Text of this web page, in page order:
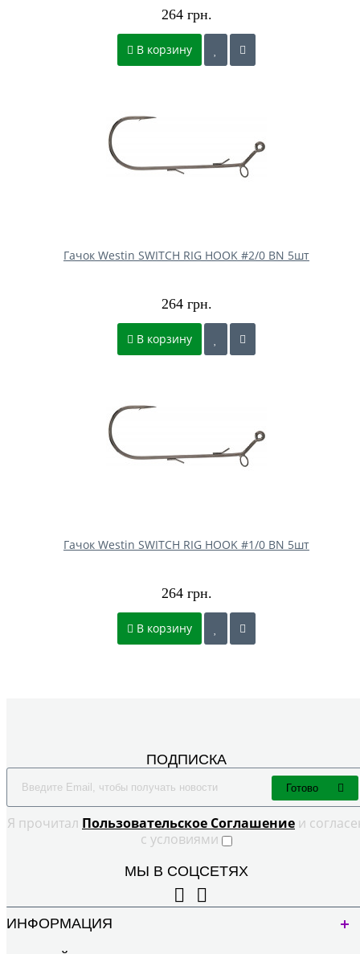
264 грн.
В корзину
Гачок Westin SWITCH RIG HOOK #2/0 BN 5шт
264 грн.
В корзину
Гачок Westin SWITCH RIG HOOK #1/0 BN 5шт
264 грн.
В корзину
ПОДПИСКА
Я прочитал Пользовательское Cоглашение и
с условиями
Готово
МЫ В СОЦСЕТЯХ
ИНФОРМАЦИЯ